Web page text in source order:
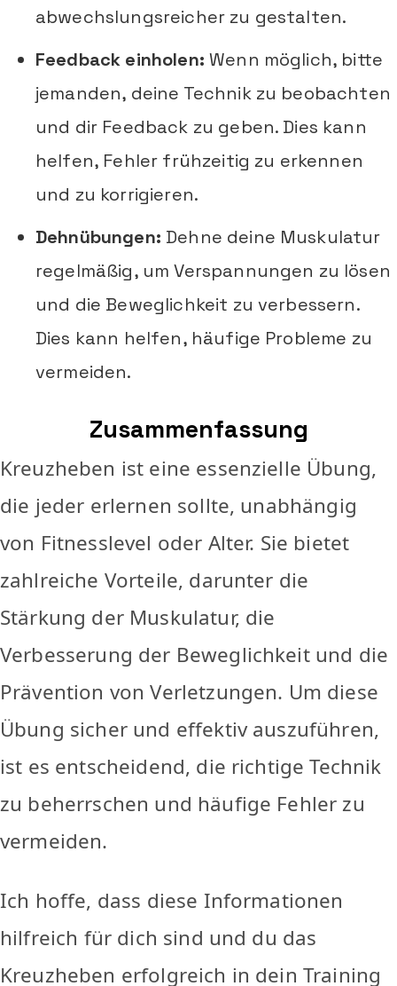
abwechslungsreicher zu gestalten.
Feedback einholen: Wenn möglich, bitte
jemanden, deine Technik zu beobachten
und dir Feedback zu geben. Dies kann
helfen, Fehler frühzeitig zu erkennen
und zu korrigieren.
Dehnübungen: Dehne deine Muskulatur
regelmäßig, um Verspannungen zu lösen
und die Beweglichkeit zu verbessern.
Dies kann helfen, häufige Probleme zu
vermeiden.
Zusammenfassung
Kreuzheben ist eine essenzielle Übung,
die jeder erlernen sollte, unabhängig
von Fitnesslevel oder Alter. Sie bietet
zahlreiche Vorteile, darunter die
Stärkung der Muskulatur, die
Verbesserung der Beweglichkeit und die
Prävention von Verletzungen. Um diese
Übung sicher und effektiv auszuführen,
ist es entscheidend, die richtige Technik
zu beherrschen und häufige Fehler zu
vermeiden.
Ich hoffe, dass diese Informationen
hilfreich für dich sind und du das
Kreuzheben erfolgreich in dein Training